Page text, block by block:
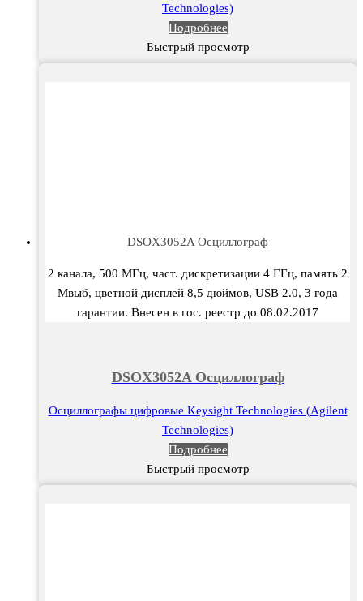
Technologies)
Подробнее
Быстрый просмотр
DSOX3052A Осциллограф
2 канала, 500 МГц, част. дискретизации 4 ГГц, память 2
Мвыб, цветной дисплей 8,5 дюймов, USB 2.0, 3 года
гарантии. Внесен в гос. реестр до 08.02.2017
DSOX3052A Осциллограф
Осциллографы цифровые Keysight Technologies (Agilent
Technologies)
Подробнее
Быстрый просмотр